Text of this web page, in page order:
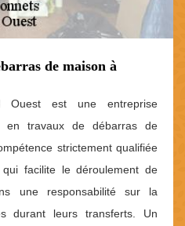
de maison à
Ouest est une entreprise
en travaux de débarras de
strictement qualifiée
facilite le déroulement de
une responsabilité sur la
durant leurs transferts. Un